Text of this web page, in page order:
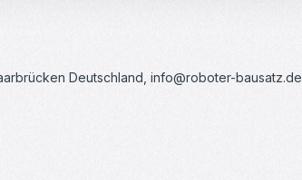
Deutschland, info@roboter-bausatz.de